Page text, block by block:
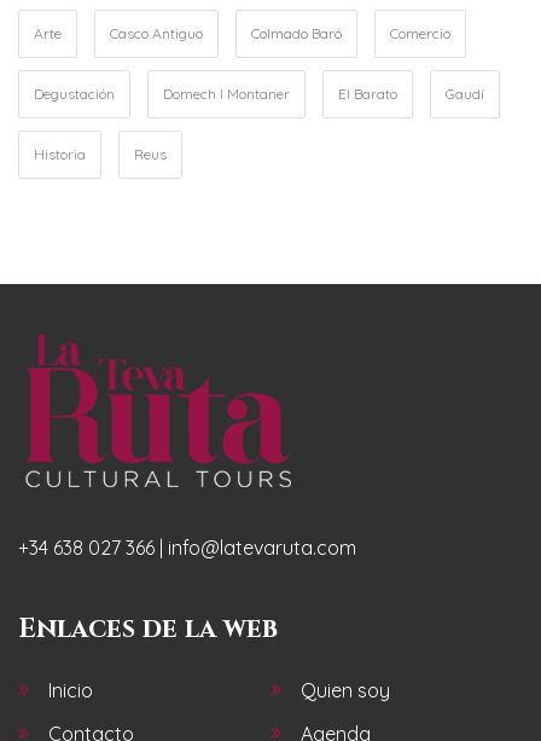
Arte Casco Antiguo Colmado Baró Comercio
Degustación Domech I Montaner El Barato Gaudí
Historia Reus
+34 638 027 366 | info@latevaruta.com
Enlaces de la web
Inicio
Quien soy
Contacto
Agenda